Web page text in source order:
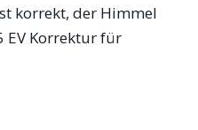
korrekt, der Himmel
EV Korrektur für